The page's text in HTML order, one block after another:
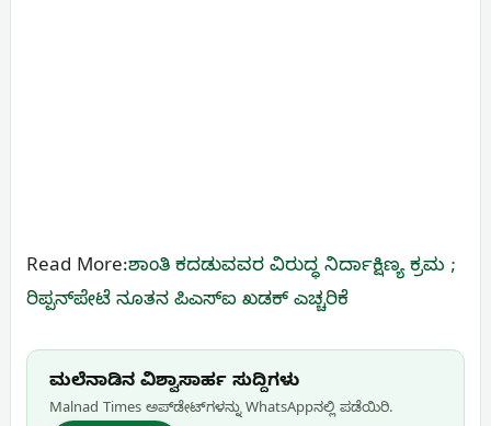
Read More:ಶಾಂತಿ ಕದಡುವವರ ವಿರುದ್ಧ ನಿರ್ದಾಕ್ಷಿಣ್ಯ ಕ್ರಮ ;
ರಿಪ್ಪನ್‌ಪೇಟೆ ನೂತನ ಪಿಎಸ್ಐ ಖಡಕ್ ಎಚ್ಚರಿಕೆ
ಮಲೆನಾಡಿನ ವಿಶ್ವಾಸಾರ್ಹ ಸುದ್ದಿಗಳು
Malnad Times ಅಪ್‌ಡೇಟ್‌ಗಳನ್ನು WhatsApp‌ನಲ್ಲಿ ಪಡೆಯಿರಿ.